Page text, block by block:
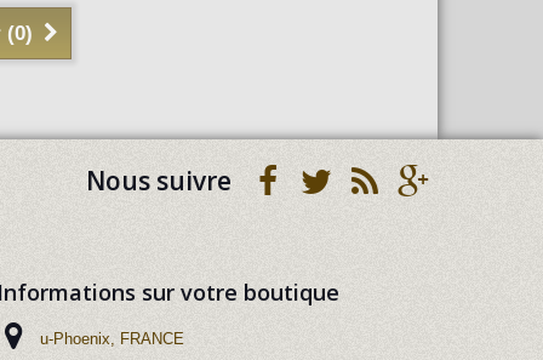
(0)
Nous suivre
sur votre boutique
u-Phoenix, FRANCE